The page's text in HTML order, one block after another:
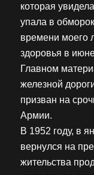
которая
упала в
времени моего
здоровья в
Главном
железной
призван на
Армии.
В 1952 году, в
вернулся на
жительства